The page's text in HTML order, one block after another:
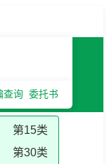
查询 委托书
第15类
第30类